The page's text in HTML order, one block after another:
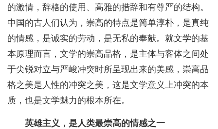
的激情，辞格的使用、高雅的措辞和有尊严的结构。
中国的古人们认为，崇高的特点是简单淳朴，是真纯
的情感，是诚实的劳动，是无私的奉献。就文学的基
本原理而言，文学的崇高品格，是主体与客体之间处
于尖锐对立与严峻冲突时所呈现出来的美感，崇高品
格之美是人性的冲突之美，这是文学意义上冲突的本
质，也是文学魅力的根本所在。
英雄主义，是人类最崇高的情感之一